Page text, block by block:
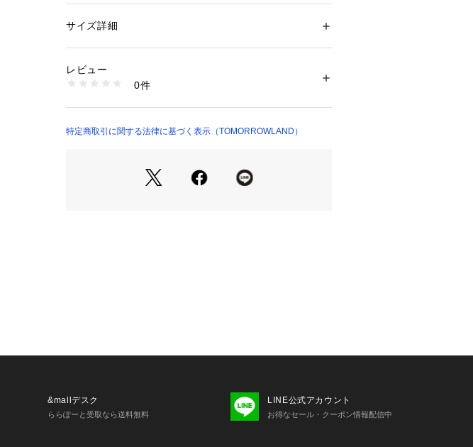
数百年もの間、姿を進化させず長い年月を旅し続ける古
順応力（機能性）を追求したブランド作りを目指してい
認ください
店舗にお問い合わせの際は、下記の商品番号をお申し付
性別：メンズ
商品番号：
56035103003 （ショップ）
サイズ詳細
レビュー
0件
特定商取引に関する法律に基づく表示（TOMORROWLAND）
&mallデスク
ららぽーと受取なら送料無料
LINE公式アカウント
お得なセール・クーポン情報配信中